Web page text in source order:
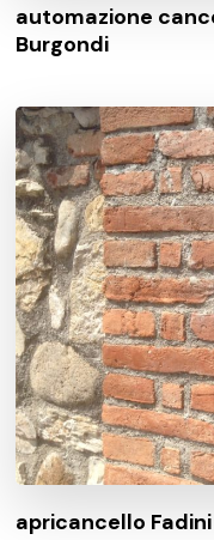
automazione
Burgondi
apricancello